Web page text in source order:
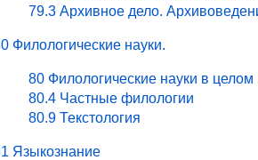
79.3 Архивное дело.
Филологические науки.
80 Филологические науки в целом
80.4 Частные филологии
80.9 Текстология
Языкознание